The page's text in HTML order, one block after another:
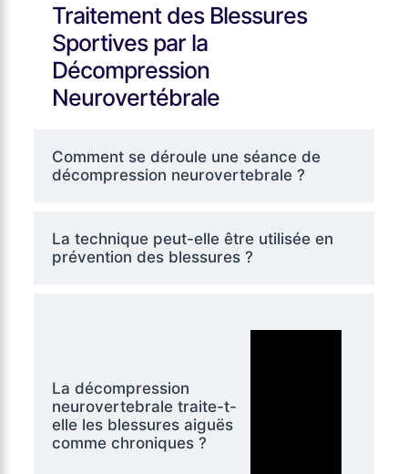
Traitement des Blessures
Sportives par la
Décompression
Neurovertébrale
Comment se déroule une séance de
décompression neurovertebrale ?
La technique peut-elle être utilisée en
prévention des blessures ?
La décompression
neurovertebrale traite-t-
elle les blessures aiguës
comme chroniques ?